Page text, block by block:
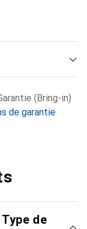
(Bring-in)
de garantie
de